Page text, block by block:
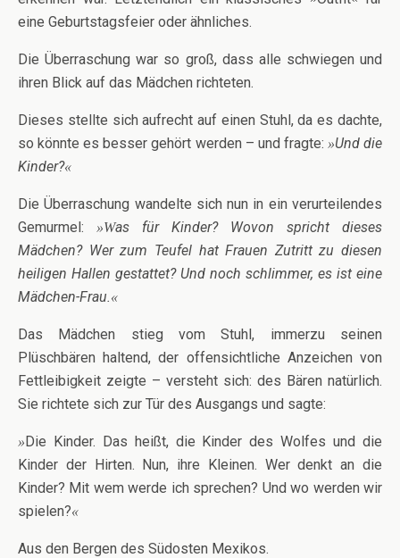
eine Geburtstagsfeier oder ähnliches.
Die Überraschung war so groß, dass alle schwiegen und
ihren Blick auf das Mädchen richteten.
Dieses stellte sich aufrecht auf einen Stuhl, da es dachte,
so könnte es besser gehört werden – und fragte: »Und die
Kinder?«
Die Überraschung wandelte sich nun in ein verurteilendes
Gemurmel:
»Was für Kinder? Wovon spricht dieses
Mädchen? Wer zum Teufel hat Frauen Zutritt zu diesen
heiligen Hallen gestattet? Und noch schlimmer, es ist eine
Mädchen-Frau.«
Das Mädchen stieg vom Stuhl, immerzu seinen
Plüschbären haltend, der offensichtliche Anzeichen von
Fettleibigkeit zeigte – versteht sich: des Bären natürlich.
Sie richtete sich zur Tür des Ausgangs und sagte:
»Die Kinder. Das heißt, die Kinder des Wolfes und die
Kinder der Hirten. Nun, ihre Kleinen. Wer denkt an die
Kinder? Mit wem werde ich sprechen? Und wo werden wir
spielen?«
Aus den Bergen des Südosten Mexikos.